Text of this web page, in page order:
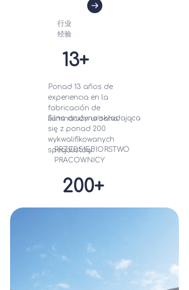
13+
行业
经验
200+
PRZEDSIĘBIORSTWO
PRACOWNICY
Silna drużyna składająca
się z ponad 200
wykwalifikowanych
specjalistów.
Ponad 13 años de
experiencia en la
fabricación de
iluminación urbana.